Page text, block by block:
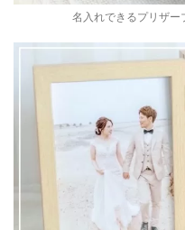
名入れできるプリザー